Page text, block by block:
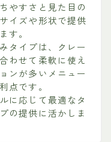
やすさと見た目の
イズや形状で提供
す。
タイプは、クレー
わせて柔軟に使え
ンが多いメニュー
点です。
に応じて最適なタ
の提供に活かしま